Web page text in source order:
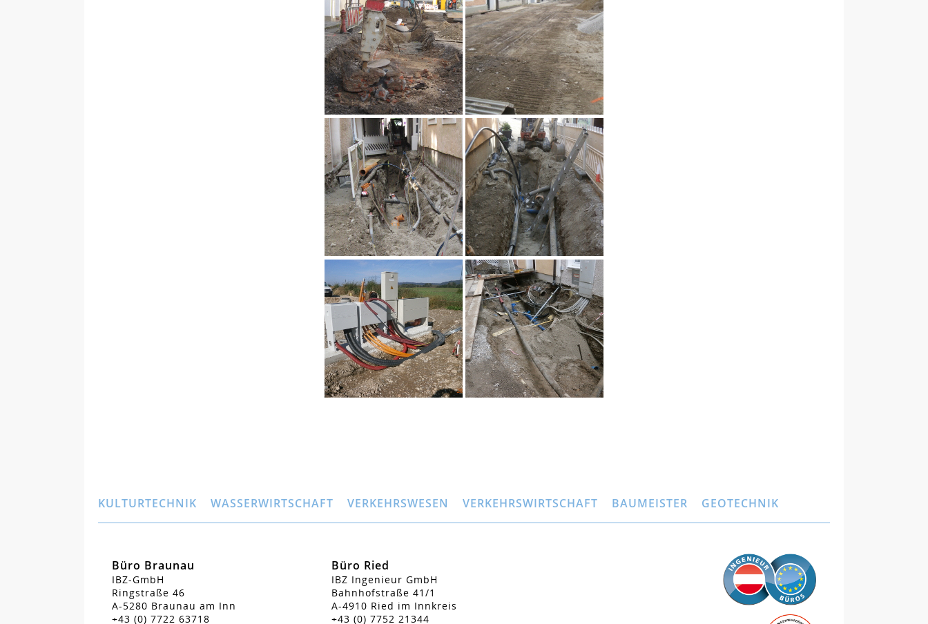
KULTURTECHNIK WASSERWIRTSCHAFT VERKEHRSWESEN VERKEHRSWIRTSCHAFT BAUMEISTER GEOTECHNIK
Büro Braunau
IBZ-GmbH
Ringstraße 46
A-5280 Braunau am Inn
+43 (0) 7722 63718
Büro Ried
IBZ Ingenieur GmbH
Bahnhofstraße 41/1
A-4910 Ried im Innkreis
+43 (0) 7752 21344